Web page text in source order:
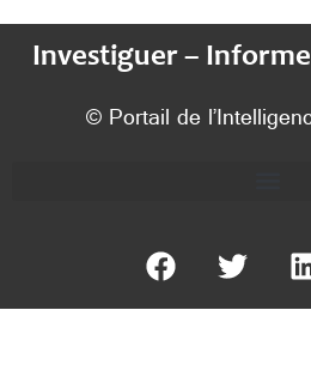
Investiguer –
© Portail de